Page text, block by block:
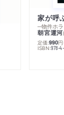
家が呼
─物件ホ
朝宮運河
定価:990円
ISBN:978-